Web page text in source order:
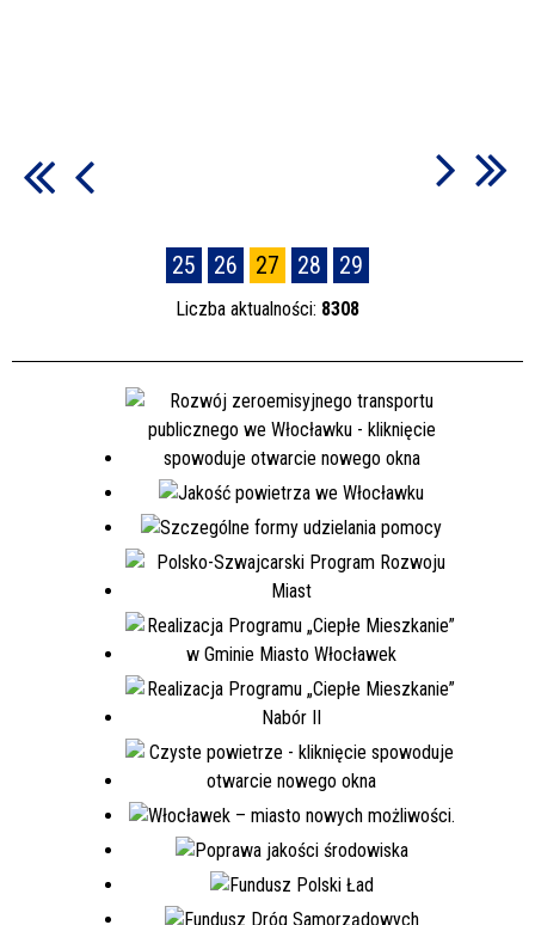
25 26 27 28 29
Liczba aktualności: 8308